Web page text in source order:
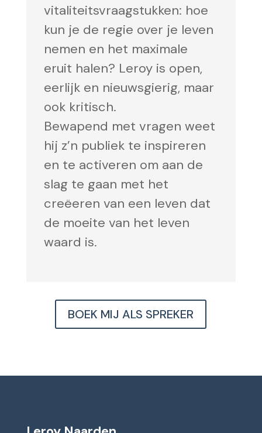
vitaliteitsvraagstukken: hoe
kun je de regie over je leven
nemen en het maximale
eruit halen? Leroy is open,
eerlijk en nieuwsgierig, maar
ook kritisch.
Bewapend met vragen weet
hij z’n publiek te inspireren
en te activeren om aan de
slag te gaan met het
creëeren van een leven dat
de moeite van het leven
waard is.
BOEK MIJ ALS SPREKER